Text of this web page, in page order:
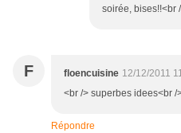
soirée, bises!!<br
F floencuisine 12/12/2011
<br /> superbes idees<br /
Répondre